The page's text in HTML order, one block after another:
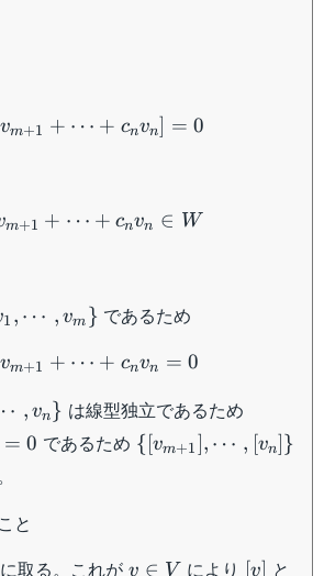
vm+1 + ⋯ + cnvn] = 0
m+1 + ⋯ + cnvn ∈ W
1 , ⋯ , vm } であるため
vm+1 + ⋯ + cnvn = 0
, vn} は線型独立であるため
=
= c_n =
= 0 であるため \{
{[vm+1], ⋯ , [vn]}
と
取る。これが v
v ∈ V により [v]
[v] と